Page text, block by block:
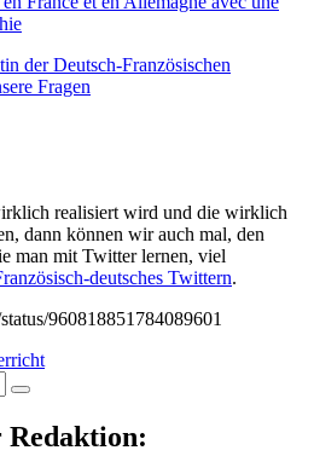
der Deutsch-Französischen
Fragen
realisiert wird und die wirklich
dann können wir auch mal, den
man mit Twitter lernen, viel
deutsches Twittern.
960818851784089601
Redaktion: